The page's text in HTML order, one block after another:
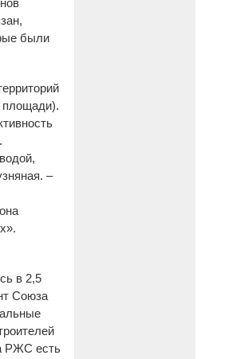
были
площади).
–
в 2,5
Союза
РЖС есть